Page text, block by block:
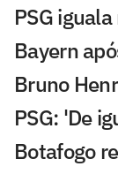
PSG
Bayern
Bruno
PSG: 'De
Botafogo